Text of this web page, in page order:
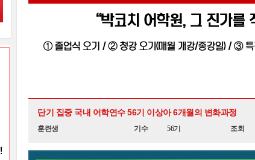
단기 집중 국내 어학연수 56기 이상아 6개월의 변화과정
훈련생 기수 56기 조회